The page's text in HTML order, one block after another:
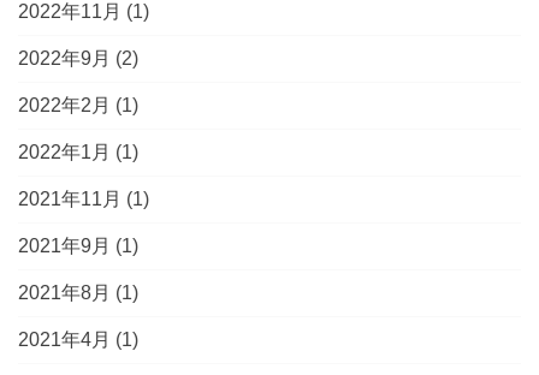
2022年11月 (1)
2022年9月 (2)
2022年2月 (1)
2022年1月 (1)
2021年11月 (1)
2021年9月 (1)
2021年8月 (1)
2021年4月 (1)